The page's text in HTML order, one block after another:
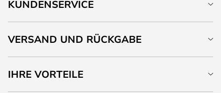
KUNDENSERVICE
VERSAND UND RÜCKGABE
IHRE VORTEILE